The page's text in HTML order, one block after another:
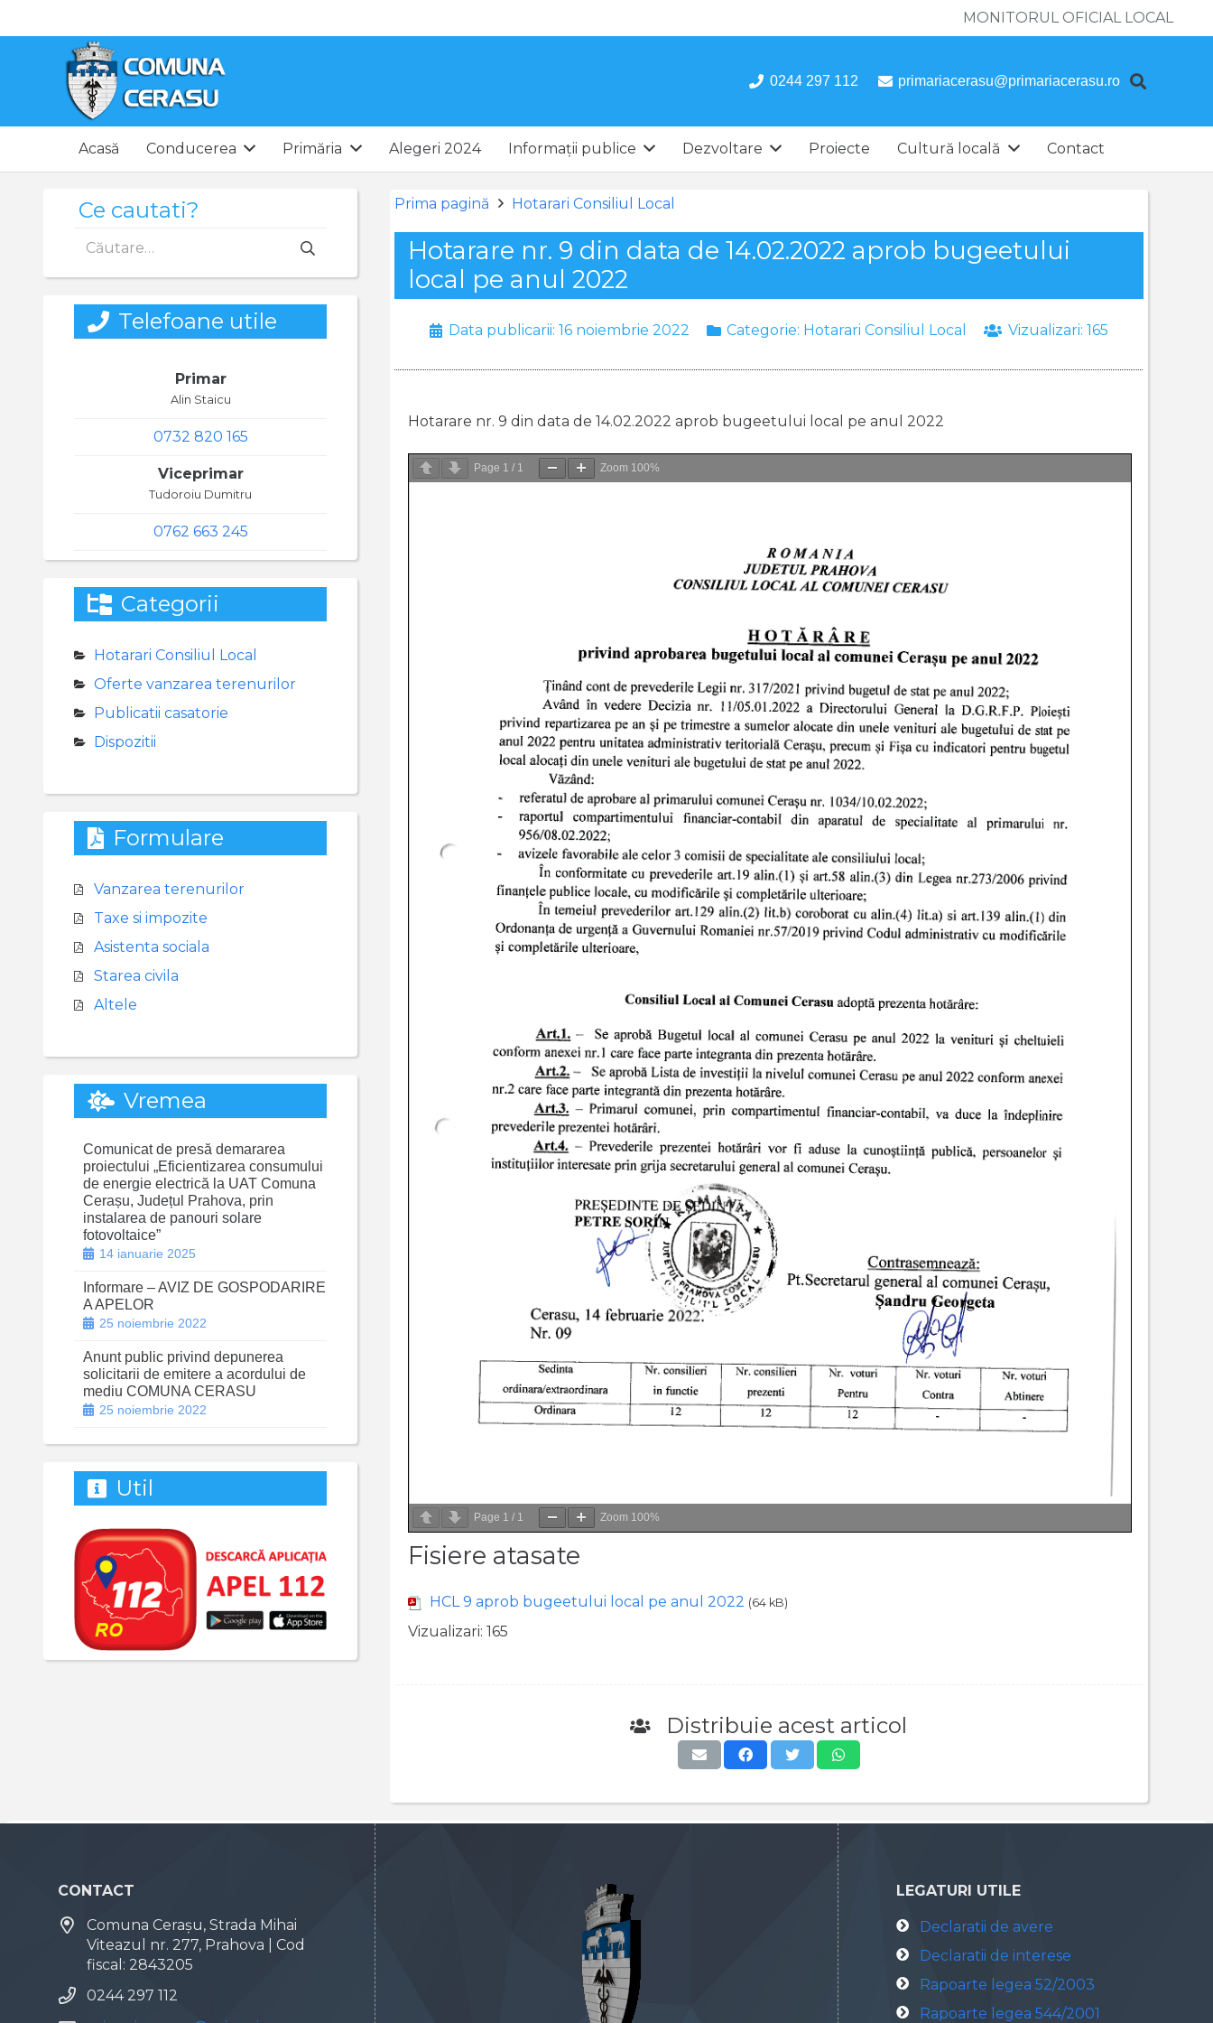
MONITORUL OFICIAL LOCAL
0244 297 112 primariacerasu@primariacerasu.ro
Acasă Conducerea Primăria Alegeri 2024 Informații publice Dezvoltare Proiecte Cultură locală Contact
Prima pagină Hotarari Consiliul Local
Hotarare nr. 9 din data de 14.02.2022 aprob bugeetului
local pe anul 2022
Data publicarii: 16 noiembrie 2022 Categorie: Hotarari Consiliul Local Vizualizari: 165
Hotarare nr. 9 din data de 14.02.2022 aprob bugeetului local pe anul 2022
Page 1 / 1 Zoom 100%
Page 1 / 1 Zoom 100%
Fisiere atasate
HCL 9 aprob bugeetului local pe anul 2022 (64 kB)
Vizualizari: 165
Distribuie acest articol
Ce cautati?
după:
Telefoane utile
Primar
Alin Staicu
0732 820 165
Viceprimar
Tudoroiu Dumitru
0762 663 245
Categorii
Hotarari Consiliul Local
Oferte vanzarea terenurilor
Publicatii casatorie
Dispozitii
Formulare
Vanzarea terenurilor
Taxe si impozite
Asistenta sociala
Starea civila
Altele
Vremea
Comunicat de presă demararea
proiectului „Eficientizarea consumului
de energie electrică la UAT Comuna
Cerașu, Județul Prahova, prin
instalarea de panouri solare
fotovoltaice”
14 ianuarie 2025
Informare – AVIZ DE GOSPODARIRE
A APELOR
25 noiembrie 2022
Anunt public privind depunerea
solicitarii de emitere a acordului de
mediu COMUNA CERASU
25 noiembrie 2022
Util
CONTACT
Comuna Cerașu, Strada Mihai
Viteazul nr. 277, Prahova | Cod
fiscal: 2843205
0244 297 112
LEGATURI UTILE
Declaratii de avere
Declaratii de interese
Rapoarte legea 52/2003
Rapoarte legea 544/2001